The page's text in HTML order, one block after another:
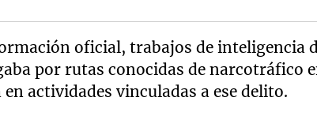
oficial, trabajos de inteligencia
por rutas conocidas de narcotráfico
actividades vinculadas a ese delito.